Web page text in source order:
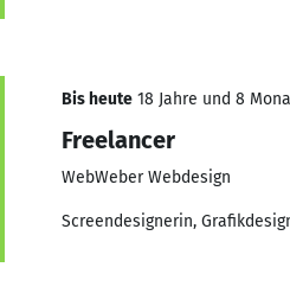
Bis heute 18 Jahre und 8
Freelancer
WebWeber Webdesign
Screendesignerin,